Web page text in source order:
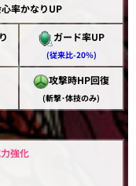
率かなりUP
ガード率UP
(従来比-20%)
攻撃時HP回復
(斬撃･体技のみ)
強化